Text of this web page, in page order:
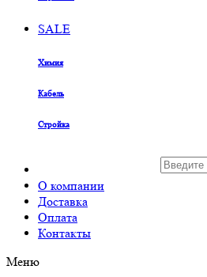
SALE
Химия
Кабель
Стройка
О компании
Доставка
Оплата
Контакты
Меню